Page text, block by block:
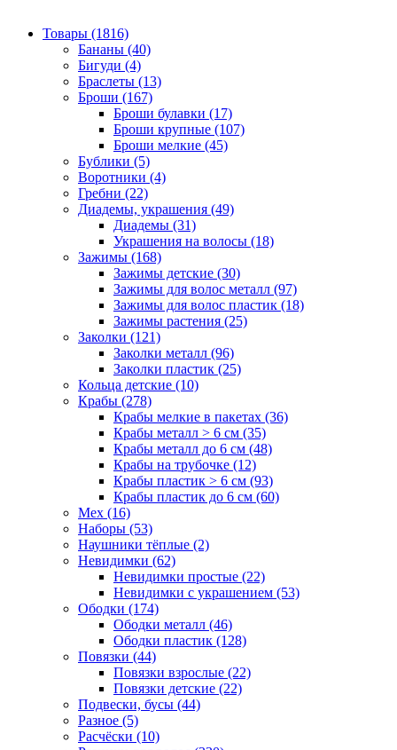
Товары (1816)
Бананы (40)
Бигуди (4)
Браслеты (13)
Броши (167)
Броши булавки (17)
Броши крупные (107)
Броши мелкие (45)
Бублики (5)
Воротники (4)
Гребни (22)
Диадемы, украшения (49)
Диадемы (31)
Украшения на волосы (18)
Зажимы (168)
Зажимы детские (30)
Зажимы для волос металл (97)
Зажимы для волос пластик (18)
Зажимы растения (25)
Заколки (121)
Заколки металл (96)
Заколки пластик (25)
Кольца детские (10)
Крабы (278)
Крабы мелкие в пакетах (36)
Крабы металл > 6 см (35)
Крабы металл до 6 см (48)
Крабы на трубочке (12)
Крабы пластик > 6 см (93)
Крабы пластик до 6 см (60)
Мех (16)
Наборы (53)
Наушники тёплые (2)
Невидимки (62)
Невидимки простые (22)
Невидимки с украшением (53)
Ободки (174)
Ободки металл (46)
Ободки пластик (128)
Повязки (44)
Повязки взрослые (22)
Повязки детские (22)
Подвески, бусы (44)
Разное (5)
Расчёски (10)